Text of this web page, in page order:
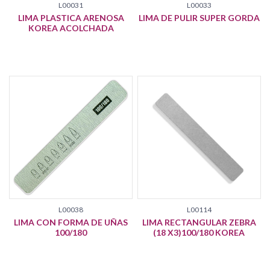
L00031
LIMA PLASTICA ARENOSA
KOREA ACOLCHADA
L00033
LIMA DE PULIR SUPER GORDA
L00038
LIMA CON FORMA DE UÑAS
100/180
L00114
LIMA RECTANGULAR ZEBRA
(18 X3)100/180 KOREA